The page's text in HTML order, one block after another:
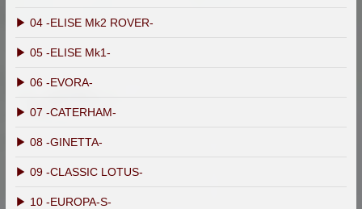
▶ 04 -ELISE Mk2 ROVER-
▶ 05 -ELISE Mk1-
▶ 06 -EVORA-
▶ 07 -CATERHAM-
▶ 08 -GINETTA-
▶ 09 -CLASSIC LOTUS-
▶ 10 -EUROPA-S-